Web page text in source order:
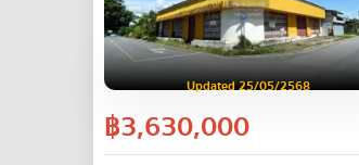
Updated 25/05/2568
฿3,630,000